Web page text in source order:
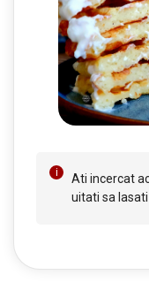
Ati incercat
uitati sa